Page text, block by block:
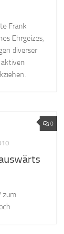
Frank
Ehrgeizes,
diverser
aktiven
0
zum